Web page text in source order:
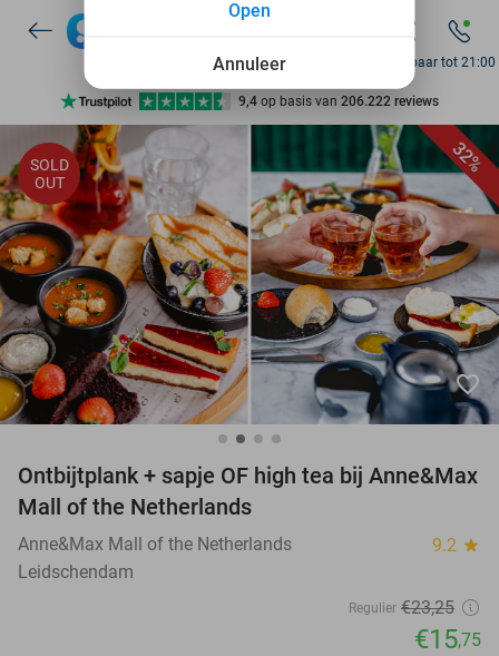
7 dagen per week beschikbaar
10+ miljoen leden
9,4 op basis van 206.222 reviews
7 dagen per week beschikbaar
10+ miljoen leden
Bereikbaar tot 21:00
32%
SOLD
OUT
favorite_border
Ontbijtplank + sapje OF high tea bij Anne&Max
Mall of the Netherlands
Anne&Max Mall of the Netherlands 9.2 star
Leidschendam
Regulier €23,25
€15,75
Annuleer
Open